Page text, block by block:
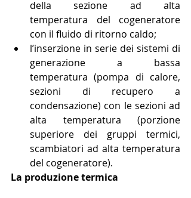
della sezione ad alta
temperatura del cogeneratore
con il fluido di ritorno caldo;
l’inserzione in serie dei sistemi di
generazione a bassa
temperatura (pompa di calore,
sezioni di recupero a
condensazione) con le sezioni ad
alta temperatura (porzione
superiore dei gruppi termici,
scambiatori ad alta temperatura
del cogeneratore).
La produzione termica